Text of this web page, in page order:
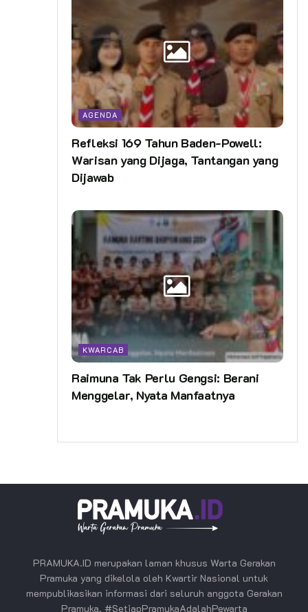
AGENDA
Refleksi 169 Tahun Baden-Powell:
Warisan yang Dijaga, Tantangan yang
Dijawab
KWARCAB
Raimuna Tak Perlu Gengsi: Berani
Menggelar, Nyata Manfaatnya
PRAMUKA.ID merupakan laman khusus Warta Gerakan
Pramuka yang dikelola oleh Kwartir Nasional untuk
mempublikasikan informasi dari seluruh anggota Gerakan
Pramuka. #SetiapPramukaAdalahPewarta